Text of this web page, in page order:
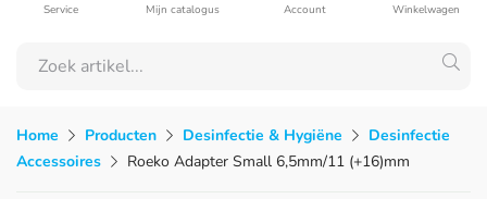
Winkelwagen
Account
Mijn catalogus
Service
Home Producten Desinfectie & Hygiëne
Desinfectie
Accessoires
Roeko Adapter Small 6,5mm/11 (+16)mm